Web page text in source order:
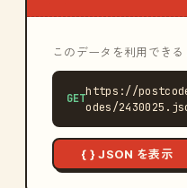
このデータを利用できる
GET
https://
odes/
{ } JSON を表示